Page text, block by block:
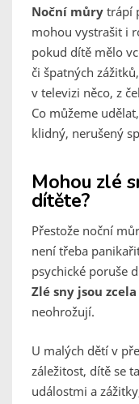
Noční můry trápí
mohou vystrašit i
pokud dítě mělo
či špatných
v televizi něco, z
Co můžeme
klidný, nerušený
Mohou zlé
dítěte?
Přestože noční
není třeba
psychické poruše
Zlé sny jsou
neohrožují.
U malých dětí v
záležitost, dítě se
událostmi a